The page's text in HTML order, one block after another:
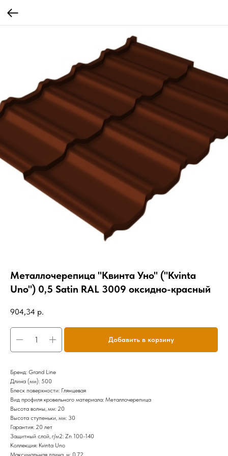
Металлочерепица "Квинта Уно" ("Kvinta
Uno") 0,5 Satin RAL 3009 оксидно-красный
904,34 р.
Добавить в корзину
Бренд: Grand Line
Длина (мм): 500
Блеск поверхности: Глянцевая
Вид профиля кровельного материала: Металлочерепица
Высота волны, мм: 20
Высота ступеньки, мм: 30
Гарантия: 20 лет
Защитный слой, г/м2: Zn 100-140
Коллекция: Kvinta Uno